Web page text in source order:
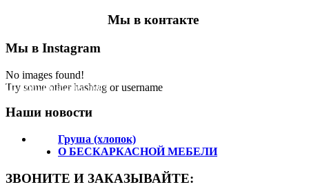
Мы в контакте
Мы в Instagram
No images found!
Try some other hashtag or username
Подпишитесь на нас!
Наши новости
Груша (хлопок)
О БЕСКАРКАСНОЙ МЕБЕЛИ
ЗВОНИТЕ И ЗАКАЗЫВАЙТЕ: